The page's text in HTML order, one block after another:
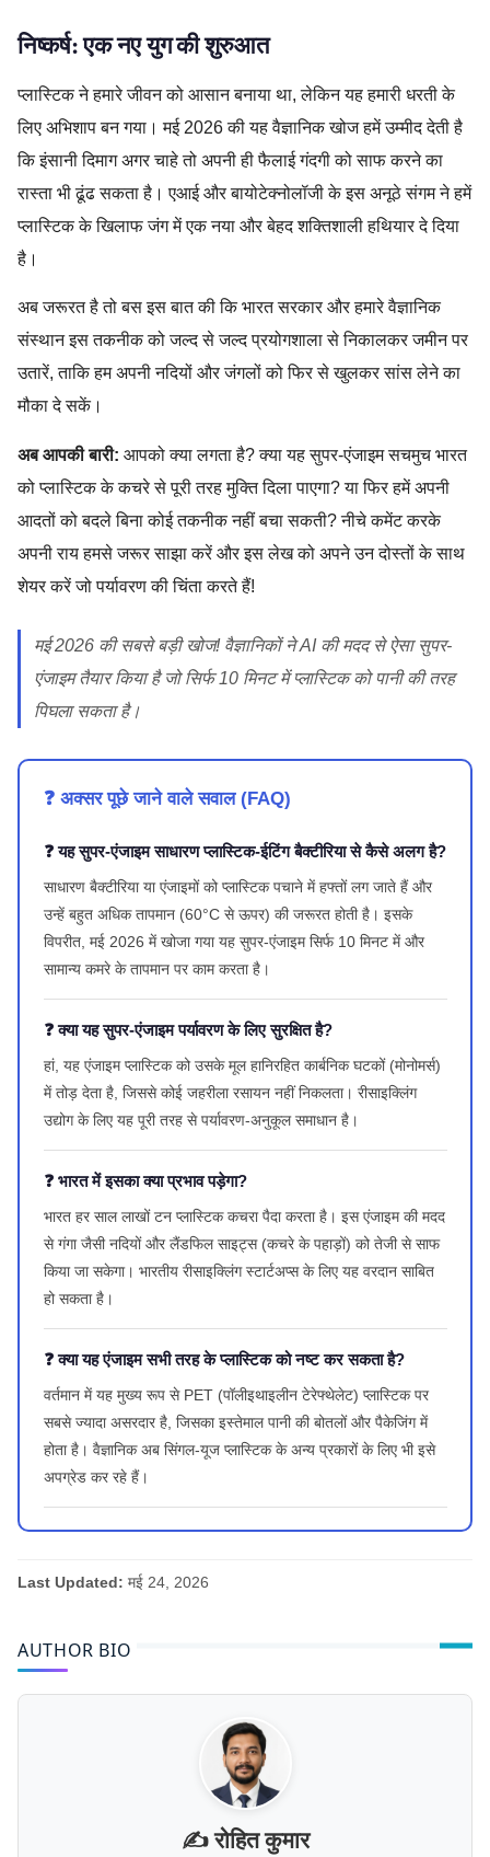
निष्कर्ष: एक नए युग की शुरुआत
प्लास्टिक ने हमारे जीवन को आसान बनाया था, लेकिन यह हमारी धरती के
लिए अभिशाप बन गया। मई 2026 की यह वैज्ञानिक खोज हमें उम्मीद देती है
कि इंसानी दिमाग अगर चाहे तो अपनी ही फैलाई गंदगी को साफ करने का
रास्ता भी ढूंढ सकता है। एआई और बायोटेक्नोलॉजी के इस अनूठे संगम ने हमें
प्लास्टिक के खिलाफ जंग में एक नया और बेहद शक्तिशाली हथियार दे दिया
है।
अब जरूरत है तो बस इस बात की कि भारत सरकार और हमारे वैज्ञानिक
संस्थान इस तकनीक को जल्द से जल्द प्रयोगशाला से निकालकर जमीन पर
उतारें, ताकि हम अपनी नदियों और जंगलों को फिर से खुलकर सांस लेने का
मौका दे सकें।
अब आपकी बारी: आपको क्या लगता है? क्या यह सुपर-एंजाइम सचमुच भारत
को प्लास्टिक के कचरे से पूरी तरह मुक्ति दिला पाएगा? या फिर हमें अपनी
आदतों को बदले बिना कोई तकनीक नहीं बचा सकती? नीचे कमेंट करके
अपनी राय हमसे जरूर साझा करें और इस लेख को अपने उन दोस्तों के साथ
शेयर करें जो पर्यावरण की चिंता करते हैं!
मई 2026 की सबसे बड़ी खोज! वैज्ञानिकों ने AI की मदद से ऐसा सुपर-
एंजाइम तैयार किया है जो सिर्फ 10 मिनट में प्लास्टिक को पानी की तरह
पिघला सकता है।
❓ अक्सर पूछे जाने वाले सवाल (FAQ)
❓ यह सुपर-एंजाइम साधारण प्लास्टिक-ईटिंग बैक्टीरिया से कैसे अलग है?
साधारण बैक्टीरिया या एंजाइमों को प्लास्टिक पचाने में हफ्तों लग जाते हैं और
उन्हें बहुत अधिक तापमान (60°C से ऊपर) की जरूरत होती है। इसके
विपरीत, मई 2026 में खोजा गया यह सुपर-एंजाइम सिर्फ 10 मिनट में और
सामान्य कमरे के तापमान पर काम करता है।
❓ क्या यह सुपर-एंजाइम पर्यावरण के लिए सुरक्षित है?
हां, यह एंजाइम प्लास्टिक को उसके मूल हानिरहित कार्बनिक घटकों (मोनोमर्स)
में तोड़ देता है, जिससे कोई जहरीला रसायन नहीं निकलता। रीसाइक्लिंग
उद्योग के लिए यह पूरी तरह से पर्यावरण-अनुकूल समाधान है।
❓ भारत में इसका क्या प्रभाव पड़ेगा?
भारत हर साल लाखों टन प्लास्टिक कचरा पैदा करता है। इस एंजाइम की मदद
से गंगा जैसी नदियों और लैंडफिल साइट्स (कचरे के पहाड़ों) को तेजी से साफ
किया जा सकेगा। भारतीय रीसाइक्लिंग स्टार्टअप्स के लिए यह वरदान साबित
हो सकता है।
❓ क्या यह एंजाइम सभी तरह के प्लास्टिक को नष्ट कर सकता है?
वर्तमान में यह मुख्य रूप से PET (पॉलीइथाइलीन टेरेफ्थेलेट) प्लास्टिक पर
सबसे ज्यादा असरदार है, जिसका इस्तेमाल पानी की बोतलों और पैकेजिंग में
होता है। वैज्ञानिक अब सिंगल-यूज प्लास्टिक के अन्य प्रकारों के लिए भी इसे
अपग्रेड कर रहे हैं।
Last Updated: मई 24, 2026
AUTHOR BIO
✍️ रोहित कुमार